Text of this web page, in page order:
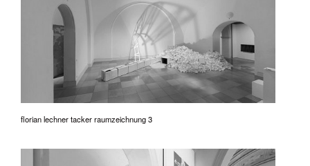
florian lechner tacker raumzeichnung 3